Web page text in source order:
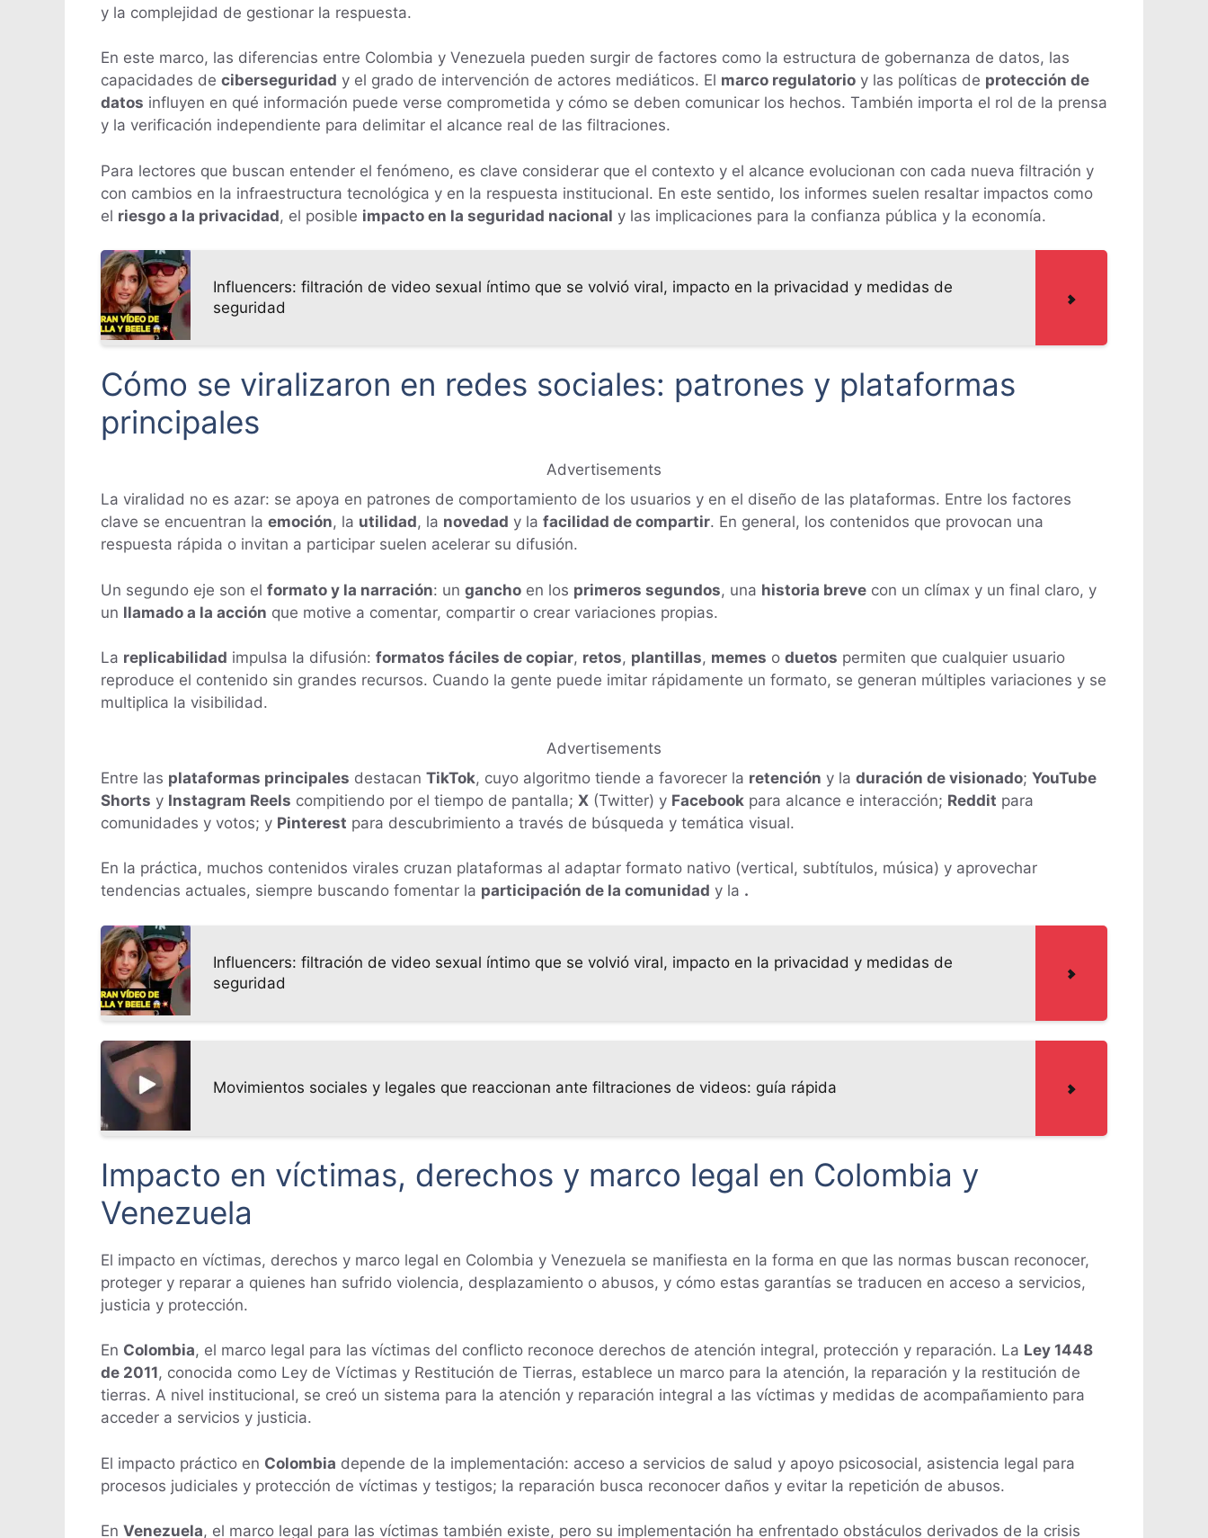
y la complejidad de gestionar la respuesta.
En este marco, las diferencias entre Colombia y Venezuela pueden surgir de factores como la estructura de gobernanza de datos, las
capacidades de ciberseguridad y el grado de intervención de actores mediáticos. El marco regulatorio y las políticas de protección de
datos influyen en qué información puede verse comprometida y cómo se deben comunicar los hechos. También importa el rol de la prensa
y la verificación independiente para delimitar el alcance real de las filtraciones.
Para lectores que buscan entender el fenómeno, es clave considerar que el contexto y el alcance evolucionan con cada nueva filtración y
con cambios en la infraestructura tecnológica y en la respuesta institucional. En este sentido, los informes suelen resaltar impactos como
el riesgo a la privacidad, el posible impacto en la seguridad nacional y las implicaciones para la confianza pública y la economía.
Influencers: filtración de video sexual íntimo que se volvió viral, impacto en la privacidad y medidas de
seguridad
Cómo se viralizaron en redes sociales: patrones y plataformas
principales
Advertisements
La viralidad no es azar: se apoya en patrones de comportamiento de los usuarios y en el diseño de las plataformas. Entre los factores
clave se encuentran la emoción, la utilidad, la novedad y la facilidad de compartir. En general, los contenidos que provocan una
respuesta rápida o invitan a participar suelen acelerar su difusión.
Un segundo eje son el formato y la narración: un gancho en los primeros segundos, una historia breve con un clímax y un final claro, y
un llamado a la acción que motive a comentar, compartir o crear variaciones propias.
La replicabilidad impulsa la difusión: formatos fáciles de copiar, retos, plantillas, memes o duetos permiten que cualquier usuario
reproduce el contenido sin grandes recursos. Cuando la gente puede imitar rápidamente un formato, se generan múltiples variaciones y se
multiplica la visibilidad.
Advertisements
Entre las plataformas principales destacan TikTok, cuyo algoritmo tiende a favorecer la retención y la duración de visionado; YouTube
Shorts y Instagram Reels compitiendo por el tiempo de pantalla; X (Twitter) y Facebook para alcance e interacción; Reddit para
comunidades y votos; y Pinterest para descubrimiento a través de búsqueda y temática visual.
En la práctica, muchos contenidos virales cruzan plataformas al adaptar formato nativo (vertical, subtítulos, música) y aprovechar
tendencias actuales, siempre buscando fomentar la participación de la comunidad y la .
Influencers: filtración de video sexual íntimo que se volvió viral, impacto en la privacidad y medidas de
seguridad
Movimientos sociales y legales que reaccionan ante filtraciones de videos: guía rápida
Impacto en víctimas, derechos y marco legal en Colombia y
Venezuela
El impacto en víctimas, derechos y marco legal en Colombia y Venezuela se manifiesta en la forma en que las normas buscan reconocer,
proteger y reparar a quienes han sufrido violencia, desplazamiento o abusos, y cómo estas garantías se traducen en acceso a servicios,
justicia y protección.
En Colombia, el marco legal para las víctimas del conflicto reconoce derechos de atención integral, protección y reparación. La Ley 1448
de 2011, conocida como Ley de Víctimas y Restitución de Tierras, establece un marco para la atención, la reparación y la restitución de
tierras. A nivel institucional, se creó un sistema para la atención y reparación integral a las víctimas y medidas de acompañamiento para
acceder a servicios y justicia.
El impacto práctico en Colombia depende de la implementación: acceso a servicios de salud y apoyo psicosocial, asistencia legal para
procesos judiciales y protección de víctimas y testigos; la reparación busca reconocer daños y evitar la repetición de abusos.
En Venezuela, el marco legal para las víctimas también existe, pero su implementación ha enfrentado obstáculos derivados de la crisis